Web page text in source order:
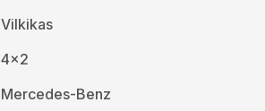
Vilkikas
4x2
Mercedes-Benz